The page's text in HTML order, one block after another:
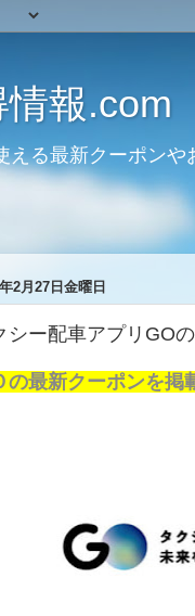
情報.com
える最新クーポンや
2月27日金曜日
シー配車アプリGO
の最新クーポンを掲